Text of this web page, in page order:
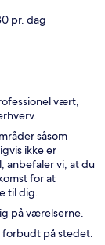
pr. dag
vært,
såsom
ikke er
anbefaler vi, at du
for at
til dig.
på værelserne.
forbudt på stedet.